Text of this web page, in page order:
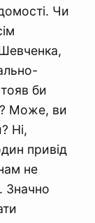
Чи
би
Може, ви
Ні,
привід
не
Значно